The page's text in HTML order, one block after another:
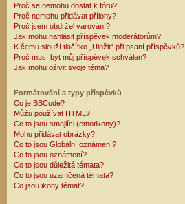
Proč se nemohu dostat k fóru?
Proč nemohu přidávat přílohy?
Proč jsem obdržel varování?
Jak mohu nahlásit příspěvek moderátorům?
K čemu slouží tlačítko „Uložit“ při psaní příspěvků?
Proč musí být můj příspěvek schválen?
Jak mohu oživit svoje téma?
Formátování a typy příspěvků
Co je BBCode?
Můžu používat HTML?
Co to jsou smajlíci (emotikony)?
Mohu přidávat obrázky?
Co to jsou Globální oznámení?
Co to jsou oznámení?
Co to jsou důležitá témata?
Co to jsou uzamčená témata?
Co jsou ikony témat?